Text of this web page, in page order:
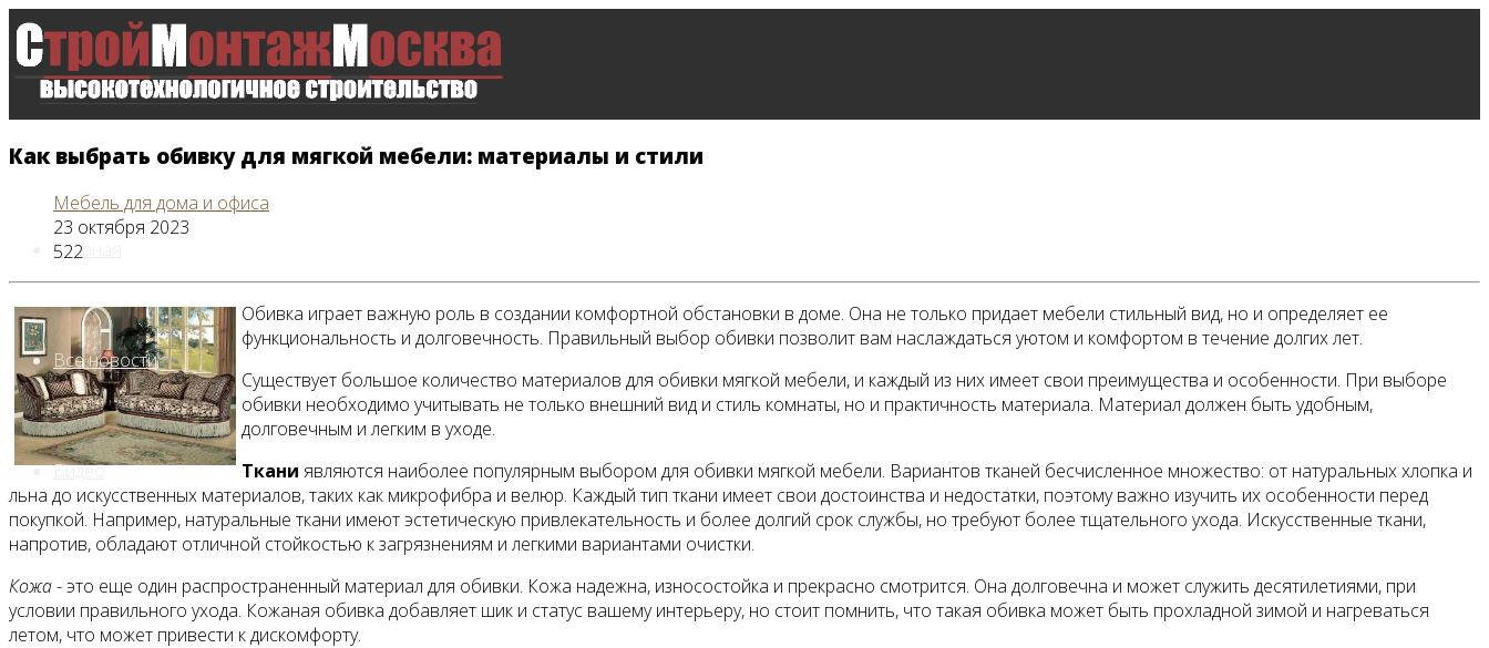
Главная
Все новости
Видео
Как выбрать обивку для мягкой мебели: материалы и стили
Мебель для дома и офиса
23 октября 2023
522
Обивка играет важную роль в создании комфортной обстановки в доме. Она не только придает мебели стильный вид, но и определяет ее
функциональность и долговечность. Правильный выбор обивки позволит вам наслаждаться уютом и комфортом в течение долгих лет.
Существует большое количество материалов для обивки мягкой мебели, и каждый из них имеет свои преимущества и особенности. При выборе
обивки необходимо учитывать не только внешний вид и стиль комнаты, но и практичность материала. Материал должен быть удобным,
долговечным и легким в уходе.
Ткани являются наиболее популярным выбором для обивки мягкой мебели. Вариантов тканей бесчисленное множество: от натуральных хлопка и
льна до искусственных материалов, таких как микрофибра и велюр. Каждый тип ткани имеет свои достоинства и недостатки, поэтому важно изучить их особенности перед
покупкой. Например, натуральные ткани имеют эстетическую привлекательность и более долгий срок службы, но требуют более тщательного ухода. Искусственные ткани,
напротив, обладают отличной стойкостью к загрязнениям и легкими вариантами очистки.
Кожа- это еще один распространенный материал для обивки. Кожа надежна, износостойка и прекрасно смотрится. Она долговечна и может служить десятилетиями, при
условии правильного ухода. Кожаная обивка добавляет шик и статус вашему интерьеру, но стоит помнить, что такая обивка может быть прохладной зимой и нагреваться
летом, что может привести к дискомфорту.